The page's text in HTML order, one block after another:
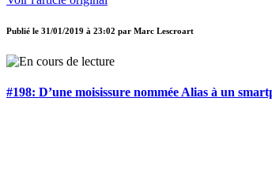
Publié le 31/01/2019 à 23:02 par Marc Lescroart
#198: D’une moisissure nommée Alias à un